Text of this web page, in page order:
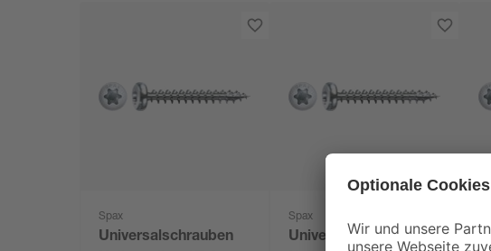
Spax
Universalschrauben
Spax
Universalschrauben